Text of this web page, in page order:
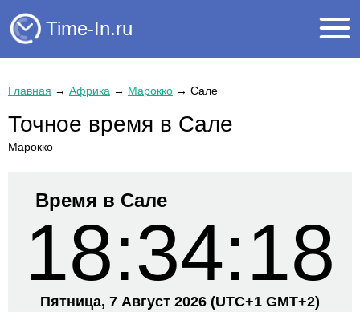
Time-In.ru
Главная → Африка → Марокко → Сале
Точное время в Сале
Марокко
Время в Сале
18:34:18
Пятница, 7 Август 2026 (UTC+1 GMT+2)